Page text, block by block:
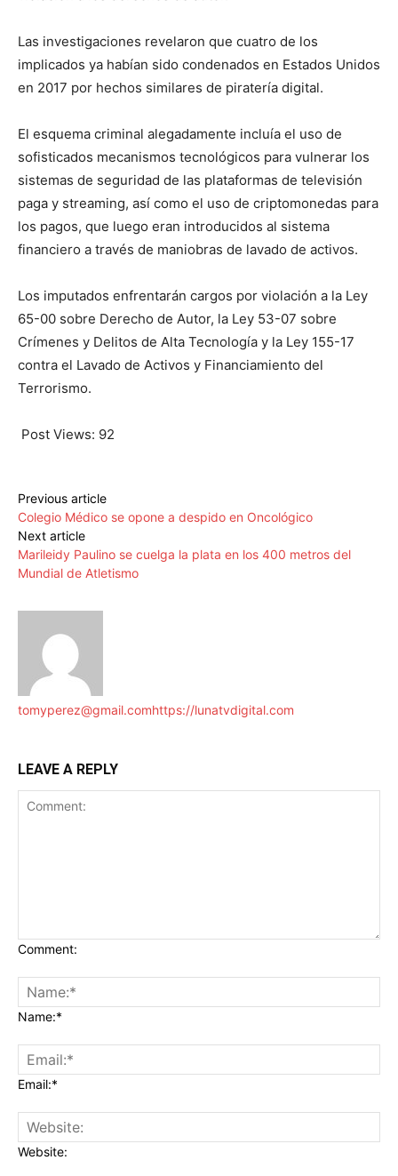
Las investigaciones revelaron que cuatro de los
implicados ya habían sido condenados en Estados Unidos
en 2017 por hechos similares de piratería digital.
El esquema criminal alegadamente incluía el uso de
sofisticados mecanismos tecnológicos para vulnerar los
sistemas de seguridad de las plataformas de televisión
paga y streaming, así como el uso de criptomonedas para
los pagos, que luego eran introducidos al sistema
financiero a través de maniobras de lavado de activos.
Los imputados enfrentarán cargos por violación a la Ley
65-00 sobre Derecho de Autor, la Ley 53-07 sobre
Crímenes y Delitos de Alta Tecnología y la Ley 155-17
contra el Lavado de Activos y Financiamiento del
Terrorismo.
Post Views: 92
Previous article
Colegio Médico se opone a despido en Oncológico
Next article
Marileidy Paulino se cuelga la plata en los 400 metros del
Mundial de Atletismo
tomyperez@gmail.comhttps://lunatvdigital.com
LEAVE A REPLY
Comment:
Name:*
Email:*
Website: